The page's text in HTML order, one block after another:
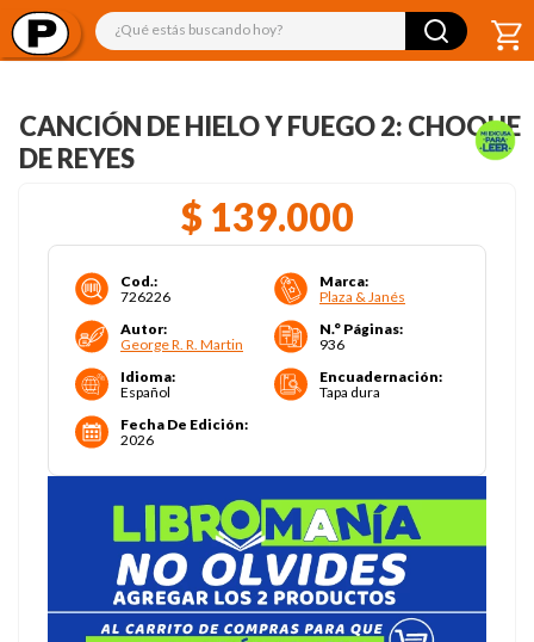
¿Qué estás buscando hoy?
CANCIÓN DE HIELO Y FUEGO 2: CHOQUE
DE REYES
$ 139.000
Cod.:
726226
Marca:
Plaza & Janés
Autor:
George R. R. Martin
N.° Páginas:
936
Idioma:
Español
Encuadernación:
Tapa dura
Fecha De Edición:
2026